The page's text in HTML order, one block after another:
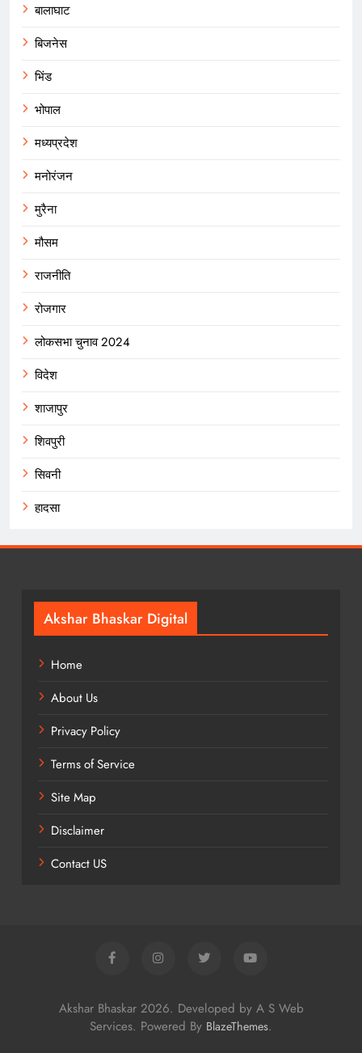
बालाघाट
बिजनेस
भिंड
भोपाल
मध्यप्रदेश
मनोरंजन
मुरैना
मौसम
राजनीति
रोजगार
लोकसभा चुनाव 2024
विदेश
शाजापुर
शिवपुरी
सिवनी
हादसा
Akshar Bhaskar Digital
Home
About Us
Privacy Policy
Terms of Service
Site Map
Disclaimer
Contact US
Akshar Bhaskar 2026. Developed by A S Web
Services. Powered By BlazeThemes.